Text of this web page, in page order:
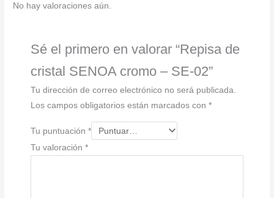
cantidad
No hay valoraciones aún.
Sé el primero en valorar “Repisa de
cristal SENOA cromo – SE-02”
Tu dirección de correo electrónico no será publicada.
Los campos obligatorios están marcados con*
Tu puntuación*
Tu valoración*